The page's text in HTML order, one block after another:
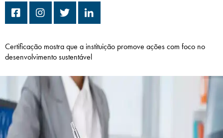
Campi/Unidades
Conclua sua Matrícula
INSCREVA-SE
ÁREA DO ALUNO
Certificação mostra que a instituição promove ações com foco no
desenvolvimento sustentável